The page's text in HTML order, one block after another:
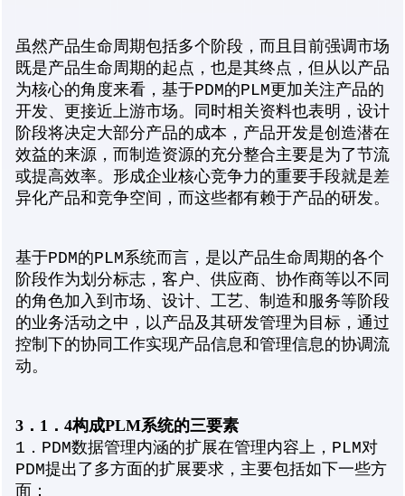
虽然产品生命周期包括多个阶段，而且目前强调市场
既是产品生命周期的起点，也是其终点，但从以产品
为核心的角度来看，基于PDM的PLM更加关注产品的
开发、更接近上游市场。同时相关资料也表明，设计
阶段将决定大部分产品的成本，产品开发是创造潜在
效益的来源，而制造资源的充分整合主要是为了节流
或提高效率。形成企业核心竞争力的重要手段就是差
异化产品和竞争空间，而这些都有赖于产品的研发。
基于PDM的PLM系统而言，是以产品生命周期的各个
阶段作为划分标志，客户、供应商、协作商等以不同
的角色加入到市场、设计、工艺、制造和服务等阶段
的业务活动之中，以产品及其研发管理为目标，通过
控制下的协同工作实现产品信息和管理信息的协调流
动。
3．1．4构成PLM系统的三要素
1．PDM数据管理内涵的扩展在管理内容上，PLM对
PDM提出了多方面的扩展要求，主要包括如下一些方
面：